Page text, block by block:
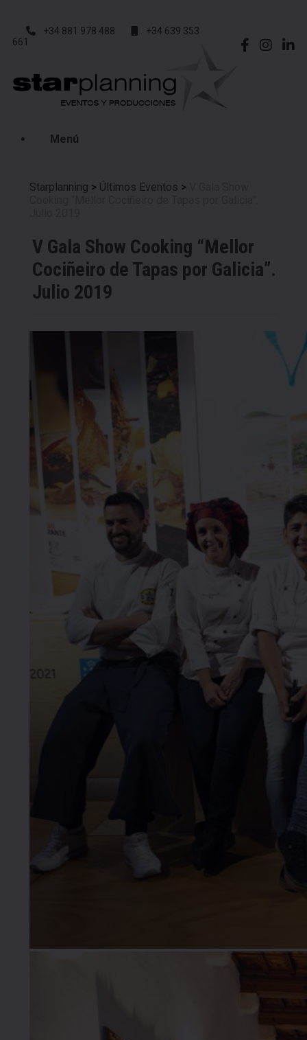
+34 881 978 488
+34 639 353
661
Menú
Starplanning > Últimos Eventos >
V Gala Show Cooking “Mellor
Cociñeiro de Tapas por Galicia”.
Julio 2019